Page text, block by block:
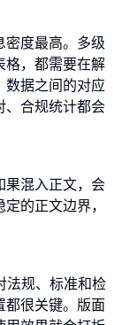
度最高。多级
格，都需要在解
据之间的对应
、合规统计都会
果混入正文，会
的正文边界，
法规、标准和检
都很关键。版面